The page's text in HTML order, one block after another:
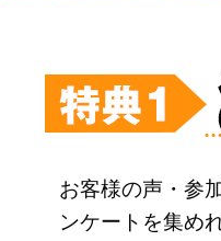
お客様の声・参
ンケートを集め